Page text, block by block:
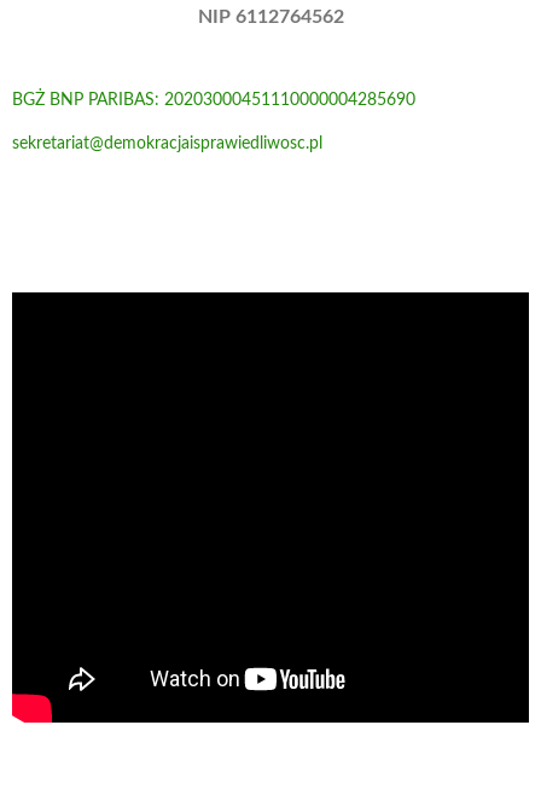
NIP 6112764562
BGŻ BNP PARIBAS: 20203000451110000004285690
sekretariat@demokracjaisprawiedliwosc.pl